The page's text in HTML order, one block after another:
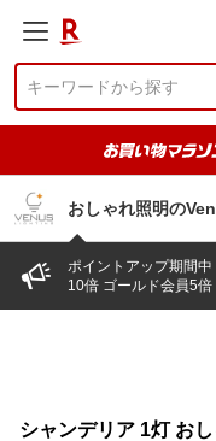
おしゃれ照明の
ポイントアップ期間
10倍 ゴールド会員5
シャンデリア 1灯 お